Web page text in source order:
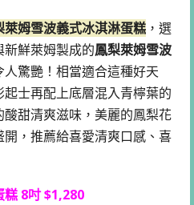
萊姆雪波義式冰淇淋蛋糕 ，選
鮮萊姆製成的鳳梨萊姆雪波
驚艷！相當適合這種好天
士再配上底層混入青檸葉的
甜清爽滋味，美麗的鳳梨花
，推薦給喜愛清爽口感、喜
糕 8吋 $1,280